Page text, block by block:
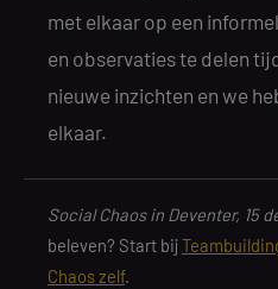
met elkaar op een
en observaties te delen
nieuwe inzichten en we
elkaar.
Social Chaos in Deventer, 15
beleven? Start bij
Chaos zelf.